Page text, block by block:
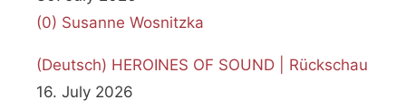
(0) Susanne Wosnitzka
(Deutsch) HEROINES OF SOUND | Rückschau
16. July 2026